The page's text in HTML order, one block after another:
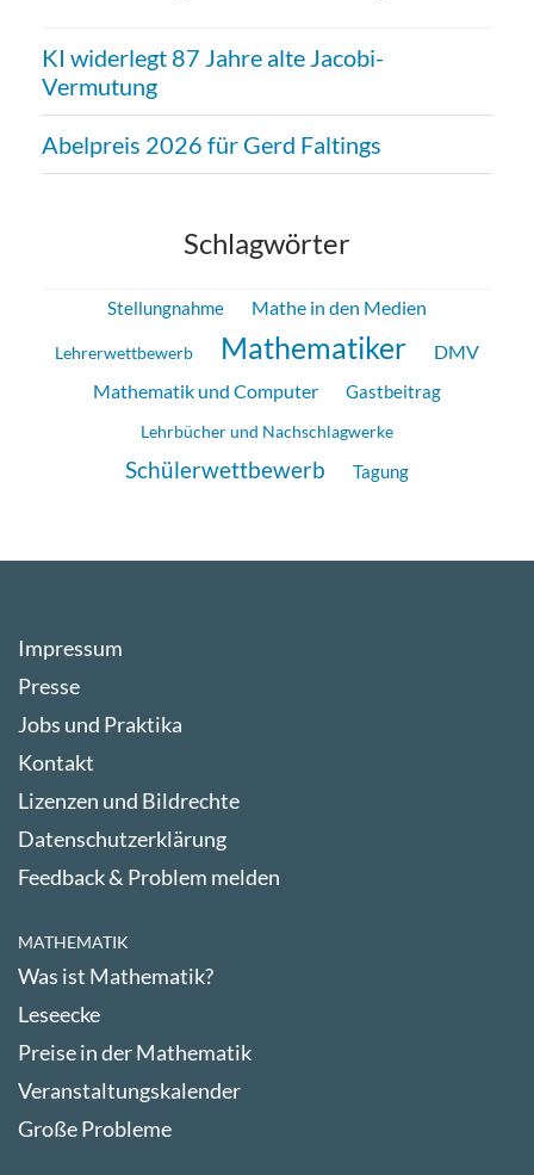
KI widerlegt 87 Jahre alte Jacobi-
Vermutung
Abelpreis 2026 für Gerd Faltings
Schlagwörter
Stellungnahme Mathe in den Medien
Lehrerwettbewerb Mathematiker DMV
Mathematik und Computer Gastbeitrag
Lehrbücher und Nachschlagwerke
Schülerwettbewerb Tagung
Impressum
Presse
Jobs und Praktika
Kontakt
Lizenzen und Bildrechte
Datenschutzerklärung
Feedback & Problem melden
MATHEMATIK
Was ist Mathematik?
Leseecke
Preise in der Mathematik
Veranstaltungskalender
Große Probleme